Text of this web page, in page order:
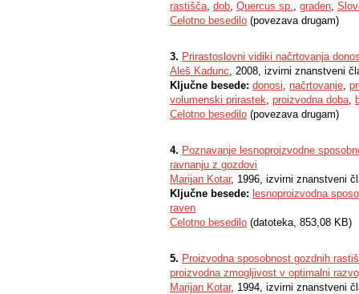
rastišča, dob, Quercus sp., graden,
Celotno besedilo (povezava drugam)
3. Prirastoslovni vidiki načrtovanja
Aleš Kadunc, 2008, izvirni znanstveni
Ključne besede: donosi, načrtovanje,
volumenski prirastek, proizvodna doba,
Celotno besedilo (povezava drugam)
4. Poznavanje lesnoproizvodne
ravnanju z gozdovi
Marijan Kotar, 1996, izvirni znanstveni
Ključne besede: lesnoproizvodna
raven
Celotno besedilo (datoteka, 853,08 KB)
5. Proizvodna sposobnost gozdnih
proizvodna zmogljivost v optimalni
Marijan Kotar, 1994, izvirni znanstveni